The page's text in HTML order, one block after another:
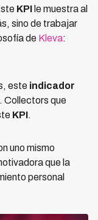
KPI le muestra al
sino de trabajar
de Kleva:
este indicador
Collectors que
KPI.
uno mismo
que la
personal